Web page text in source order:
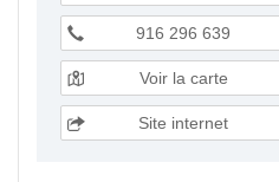
916 296 639
Voir la carte
Site internet